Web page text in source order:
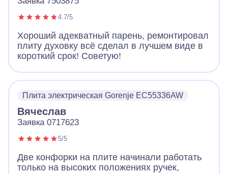
4.7/5
Хороший адекватный парень, ремонтировал
плиту духовку всё сделал в лучшем виде в
короткий срок! Советую!
Плита электрическая Gorenje EC55336AW
Вячеслав
Заявка 0717623
5/5
Две конфорки на плите начинали работать
только на высоких положениях ручек,